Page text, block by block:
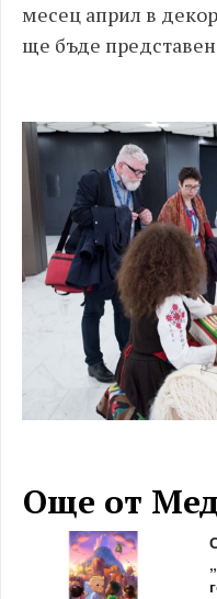
месец април в
ще бъде
Още от